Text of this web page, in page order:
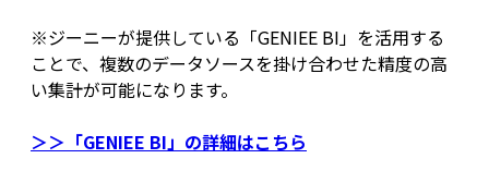
※ジーニーが提供している「GENIEE BI」を活用する
ことで、複数のデータソースを掛け合わせた精度の高
い集計が可能になります。
＞＞「GENIEE BI」の詳細はこちら